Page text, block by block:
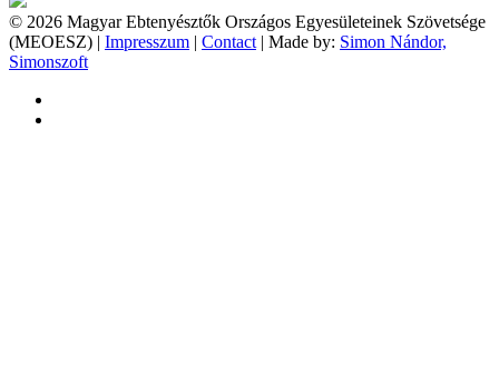
© 2026 Magyar Ebtenyésztők Országos Egyesületeinek Szövetsége
(MEOESZ) | Impresszum | Contact | Made by: Simon Nándor,
Simonszoft